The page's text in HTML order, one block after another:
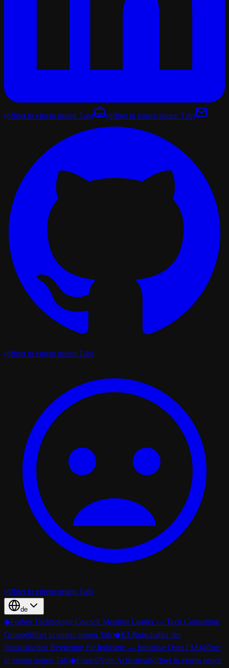
(öffnet in einem neuen Tab) (öffnet in einem neuen Tab)
(öffnet in einem neuen Tab)
(öffnet in einem neuen Tab)
de
◆Forbes Technology Council Member Leader — Tech Consulting
Group(öffnet in einem neuen Tab)◆KI-Botschafter der
französischen Regierung für Industrie — Initiative Osez l’IA(öffnet
in einem neuen Tab)◆FranceNum Activateur(öffnet in einem neuen